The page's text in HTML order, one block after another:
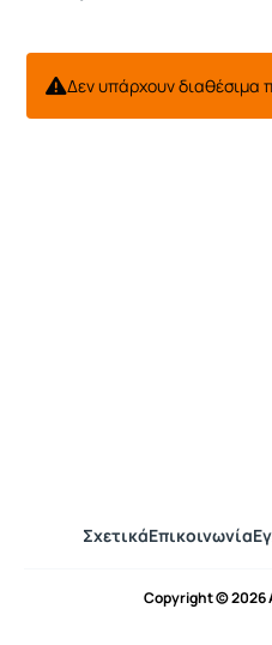
Δεν υπάρχουν διαθέσιμα
ΣχετικάΕπικοινωνία
Copyright © 2026